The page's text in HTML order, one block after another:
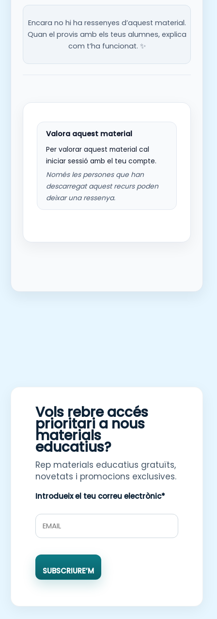
Encara no hi ha ressenyes d’aquest material.
Quan el provis amb els teus alumnes, explica
com t’ha funcionat. ✨
Per valorar aquest material cal
iniciar sessió amb el teu compte.
Només les persones que han
descarregat aquest recurs poden
deixar una ressenya.
Vols rebre accés
prioritari a nous
materials
educatius?
Rep materials educatius gratuïts,
novetats i promocions exclusives.
Introdueix el teu correu electrònic*
SUBSCRIURE’M